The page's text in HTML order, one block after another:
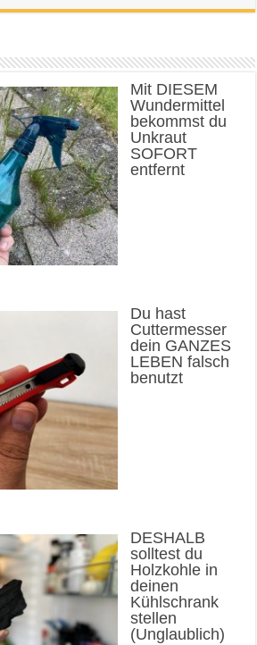
Mit DIESEM
Wundermittel
bekommst du
Unkraut
SOFORT
entfernt
Du hast
Cuttermesser
dein GANZES
LEBEN falsch
benutzt
DESHALB
solltest du
Holzkohle in
deinen
Kühlschrank
stellen
(Unglaublich)